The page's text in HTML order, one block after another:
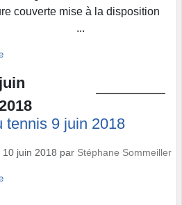
couverte mise à la disposition
...
juin
tennis 9 juin 2018
10 juin 2018 par Stéphane Sommeiller